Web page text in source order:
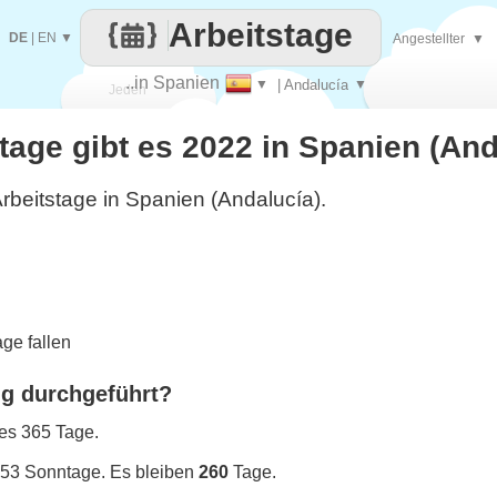
Jeden
Tag
..in Spanien ▼ | Andalucía ▼
Arbeitstage
DE EN ▼ Angestellter ▼
gibt es 2022 in Spanien
in Spanien (Andalucía).
fallen
durchgeführt?
365 Tage.
Sonntage. Es bleiben 260 Tage.